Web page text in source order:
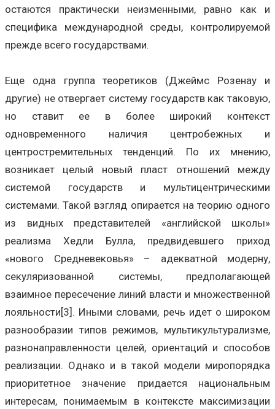
остаются практически неизменными, равно как и
специфика международной среды, контролируемой
прежде всего государствами.
Еще одна группа теоретиков (Джеймс Розенау и
другие) не отвергает систему государств как таковую,
но ставит ее в более широкий контекст
одновременного наличия центробежных и
центростремительных тенденций. По их мнению,
возникает целый новый пласт отношений между
системой государств и мультицентрическими
системами. Такой взгляд опирается на теорию одного
из видных представителей «английской школы»
реализма Хедли Булла, предвидевшего приход
«нового Средневековья» – адекватной модерну,
секуляризованной системы, предполагающей
взаимное пересечение линий власти и множественной
лояльности[3]. Иными словами, речь идет о широком
разнообразии типов режимов, мультикультурализме,
разнонаправленности целей, ориентаций и способов
реализации. Однако и в такой модели миропорядка
приоритетное значение придается национальным
интересам, понимаемым в контексте максимизации